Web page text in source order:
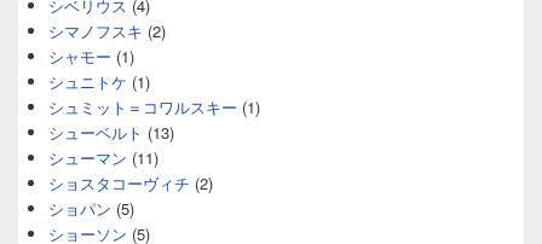
シベリウス (4)
シマノフスキ (2)
シャモー (1)
シュニトケ (1)
シュミット＝コワルスキー (1)
シューベルト (13)
シューマン (11)
ショスタコーヴィチ (2)
ショパン (5)
ショーソン (5)